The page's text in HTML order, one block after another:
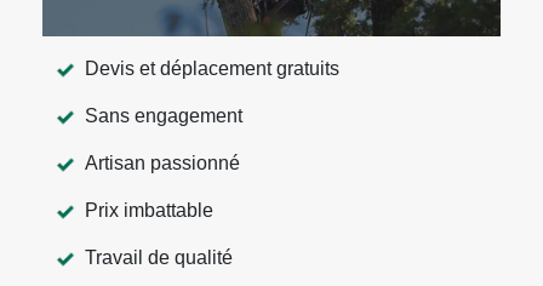
Devis et déplacement gratuits
Sans engagement
Artisan passionné
Prix imbattable
Travail de qualité